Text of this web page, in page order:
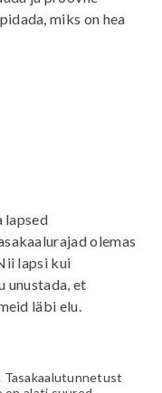
miks on hea
lapsed
olemas
lapsi kui
unustada, et
läbi elu.
Tasakaalutunnetust